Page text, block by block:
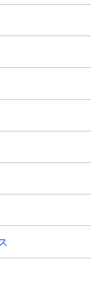
その後はムー
イクロン合流
使ってギリギ
感じさせてく